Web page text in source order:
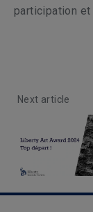
participation
Next article